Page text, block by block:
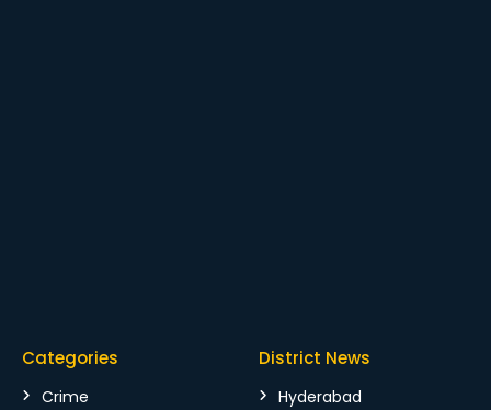
Categories
Crime
District News
Hyderabad